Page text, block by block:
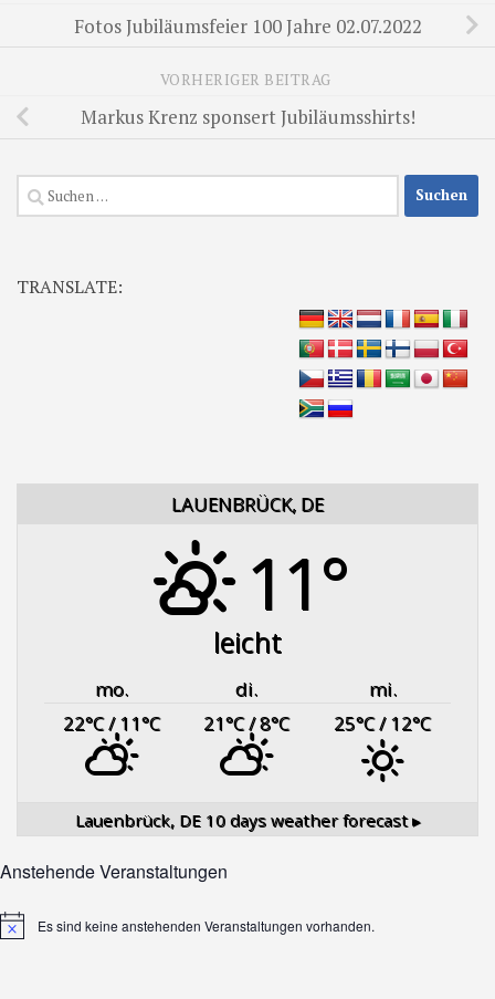
Fotos Jubiläumsfeier 100 Jahre 02.07.2022
VORHERIGER BEITRAG
Markus Krenz sponsert Jubiläumsshirts!
Suchen
nach:
TRANSLATE:
LAUENBRÜCK, DE
11°
leicht
mo. di.
mi.
22°C/ 11°C 21°C/ 8°C 25°C/ 12°C
Lauenbrück, DE10 days weather forecast ▸
Anstehende Veranstaltungen
HinweisEs sind keine anstehenden Veranstaltungen vorhanden.